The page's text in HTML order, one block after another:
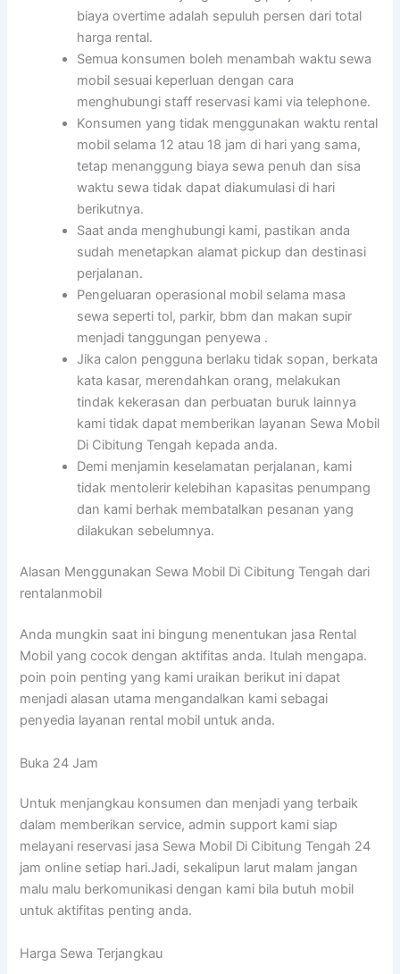
biaya overtime adalah sepuluh persen dari total
harga rental.
Semua konsumen boleh menambah waktu sewa
mobil sesuai keperluan dengan cara
menghubungi staff reservasi kami via telephone.
Konsumen yang tidak menggunakan waktu rental
mobil selama 12 atau 18 jam di hari yang sama,
tetap menanggung biaya sewa penuh dan sisa
waktu sewa tidak dapat diakumulasi di hari
berikutnya.
Saat anda menghubungi kami, pastikan anda
sudah menetapkan alamat pickup dan destinasi
perjalanan.
Pengeluaran operasional mobil selama masa
sewa seperti tol, parkir, bbm dan makan supir
menjadi tanggungan penyewa .
Jika calon pengguna berlaku tidak sopan, berkata
kata kasar, merendahkan orang, melakukan
tindak kekerasan dan perbuatan buruk lainnya
kami tidak dapat memberikan layanan Sewa Mobil
Di Cibitung Tengah kepada anda.
Demi menjamin keselamatan perjalanan, kami
tidak mentolerir kelebihan kapasitas penumpang
dan kami berhak membatalkan pesanan yang
dilakukan sebelumnya.
Alasan Menggunakan Sewa Mobil Di Cibitung Tengah dari
rentalanmobil
Anda mungkin saat ini bingung menentukan jasa Rental
Mobil yang cocok dengan aktifitas anda. Itulah mengapa.
poin poin penting yang kami uraikan berikut ini dapat
menjadi alasan utama mengandalkan kami sebagai
penyedia layanan rental mobil untuk anda.
Buka 24 Jam
Untuk menjangkau konsumen dan menjadi yang terbaik
dalam memberikan service, admin support kami siap
melayani reservasi jasa Sewa Mobil Di Cibitung Tengah 24
jam online setiap hari.Jadi, sekalipun larut malam jangan
malu malu berkomunikasi dengan kami bila butuh mobil
untuk aktifitas penting anda.
Harga Sewa Terjangkau